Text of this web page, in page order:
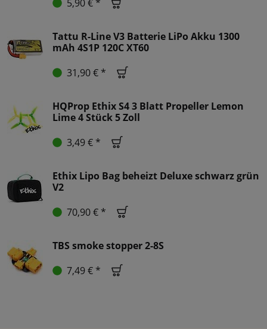
5,90 € *
Tattu R-Line V3 Batterie LiPo Akku 1300
mAh 4S1P 120C XT60
31,90 € *
HQProp Ethix S4 3 Blatt Propeller Lemon
Lime 4 Stück 5 Zoll
3,49 € *
Ethix Lipo Bag beheizt Deluxe schwarz grün
V2
70,90 € *
TBS smoke stopper 2-8S
7,49 € *